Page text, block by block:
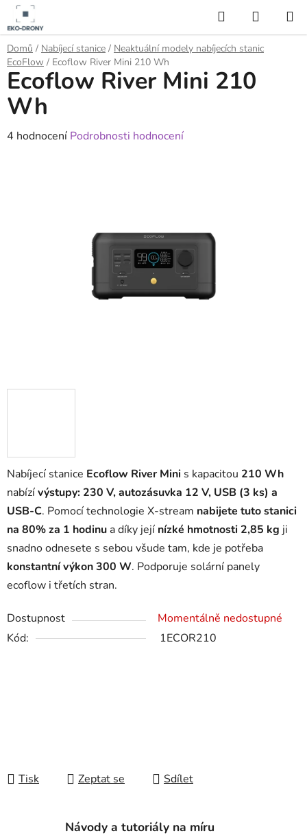
Přejít
obsah
Hledat
KOŠÍK
Domů / Nabíjecí stanice / Neaktuální modely nabíjecích stanic
EcoFlow / Ecoflow River Mini 210 Wh
Nabíjecí stanice Ecoflow River Mini s kapacitou 210 Wh
nabízívýstupy: 230 V, autozásuvka 12 V, USB (3 ks) a
USB-C. Pomocí technologie X-stream nabijete tuto stanici
na 80% za 1 hodinu a díky její nízké hmotnosti 2,85 kg ji
snadno odnesete s sebou všude tam, kde je potřeba
konstantní výkon 300 W. Podporuje solární panely
ecoflow i třetích stran.
Dostupnost
Momentálně nedostupné
Kód:
1ECOR210
Tisk Zeptat se Sdílet
Ecoflow River Mini 210
Wh
Průměrné
4 hodnocení Podrobnosti hodnocení
Návody a tutoriály na míru